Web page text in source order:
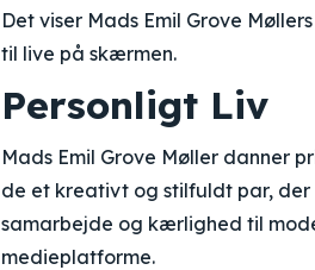
Det viser Mads Emil Grove
til live på skærmen.
Personligt Liv
Mads Emil Grove Møller danner
de et kreativt og stilfuldt par, der
samarbejde og kærlighed til
medieplatforme.